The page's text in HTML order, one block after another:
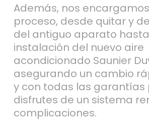
Además, nos
proceso, desde quitar y
del antiguo aparato
instalación del nuevo aire
acondicionado Saunier
asegurando un cambio
y con todas las garantías
disfrutes de un sistema
complicaciones.